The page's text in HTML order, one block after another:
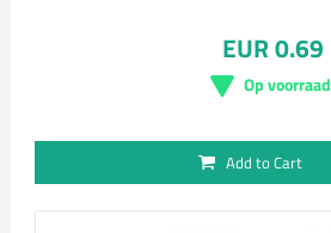
EUR 0.69
Op voorraad
Add to Cart